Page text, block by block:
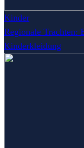
Kinder
Regionale
Kinderkleidung